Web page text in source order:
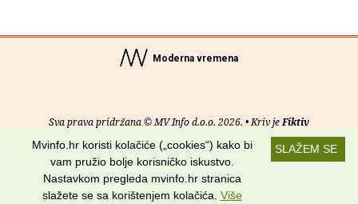
Moderna vremena
Sva prava pridržana © MV Info d.o.o. 2026. • Kriv jeFiktiv
Uvjeti korištenja RSS kanali
Potraži nas na:
SLAŽEM SE
Mvinfo.hr koristi kolačiće („cookies“) kako bi
vam pružio bolje korisničko iskustvo.
Nastavkom pregleda mvinfo.hr stranica
slažete se sa korištenjem kolačića. Više